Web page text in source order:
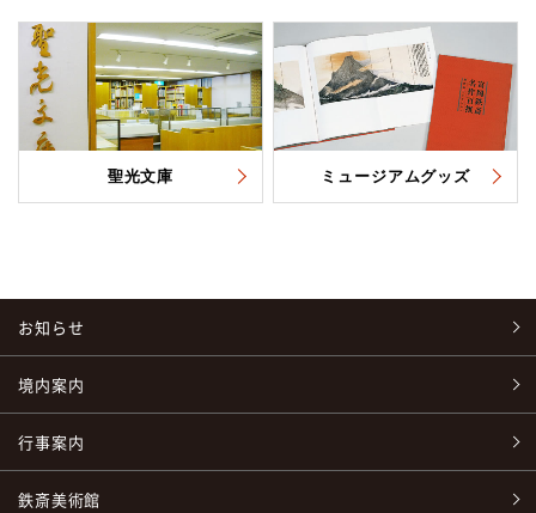
聖光文庫 ミュージアムグッズ
お知らせ
境内案内
行事案内
鉄斎美術館